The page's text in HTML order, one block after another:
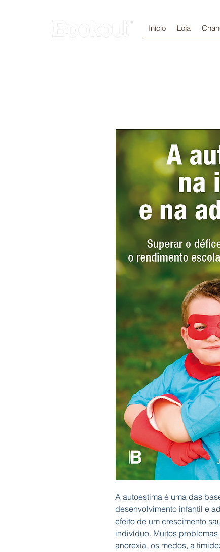
Início Loja
A autoestima é uma das
desenvolvimento infantil e
efeito de um crescimento
indivíduo. Muitos
anorexia, os medos, a